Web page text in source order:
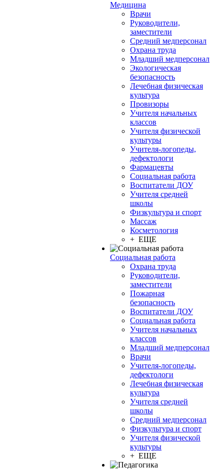
Медицина
Врачи
Руководители,
заместители
Средний медперсонал
Охрана труда
Младший медперсонал
Экологическая
безопасность
Лечебная физическая
культура
Провизоры
Учителя начальных
классов
Учителя физической
культуры
Учителя-логопеды,
дефектологи
Фармацевты
Социальная работа
Воспитатели ДОУ
Учителя средней
школы
Физкультура и спорт
Массаж
Косметология
+ ЕЩЕ
Социальная работа
Охрана труда
Руководители,
заместители
Пожарная
безопасность
Воспитатели ДОУ
Социальная работа
Учителя начальных
классов
Младший медперсонал
Врачи
Учителя-логопеды,
дефектологи
Лечебная физическая
культура
Учителя средней
школы
Средний медперсонал
Физкультура и спорт
Учителя физической
культуры
+ ЕЩЕ